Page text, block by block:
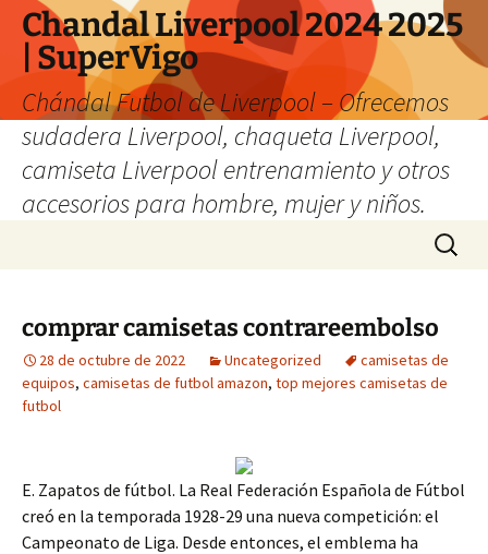
Chandal Liverpool 2024 2025
| SuperVigo
Chándal Futbol de Liverpool – Ofrecemos
sudadera Liverpool, chaqueta Liverpool,
camiseta Liverpool entrenamiento y otros
accesorios para hombre, mujer y niños.
Buscar:
comprar camisetas contrareembolso
28 de octubre de 2022 Uncategorized
camisetas de
equipos, camisetas de futbol amazon, top mejores camisetas de
futbol
E. Zapatos de fútbol. La Real Federación Española de Fútbol
creó en la temporada 1928-29 una nueva competición: el
Campeonato de Liga. Desde entonces, el emblema ha